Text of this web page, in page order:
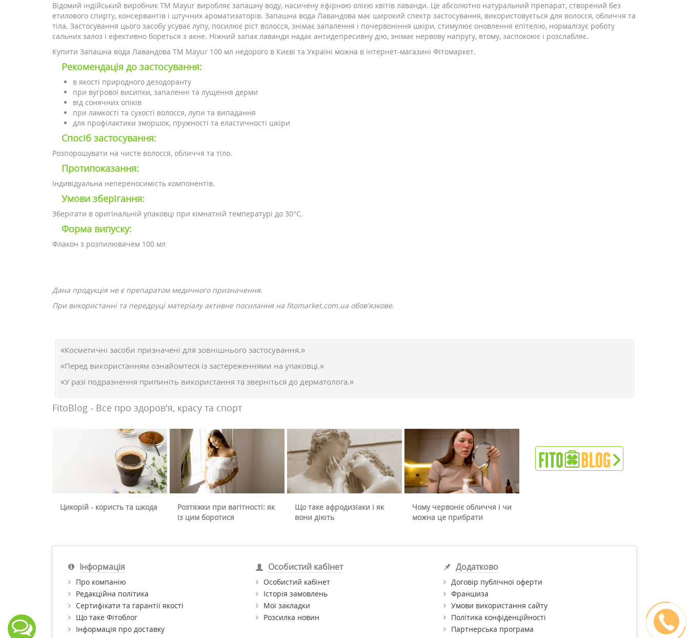
Відомий індійський виробник TM Mayur виробляє запашну воду, насичену ефірною олією квітів лаванди. Це абсолютно натуральний препарат, створений без
етилового спирту, консервантів і штучних ароматизаторів. Запашна вода Лавандова має широкий спектр застосування, використовується для волосся, обличчя та
тіла. Застосування цього засобу усуває лупу, посилює ріст волосся, знімає запалення і почервоніння шкіри, стимулює оновлення епітелію, нормалізує роботу
сальних залоз і ефективно бореться з акне. Ніжний запах лаванди надає антидепресивну дію, знімає нервову напругу, втому, заспокоює і розслабляє.
Купити Запашна вода Лавандова ТМ Mayur 100 мл недорого в Києві та Україні можна в інтернет-магазині Фітомаркет.
Рекомендація до застосування:
в якості природного дезодоранту
при вугрової висипки, запаленні та лущення дерми
від сонячних опіків
при ламкості та сухості волосся, лупи та випадання
для профілактики зморшок, пружності та еластичності шкіри
Спосіб застосування:
Розпорошувати на чисте волосся, обличчя та тіло.
Протипоказання:
Індивідуальна непереносимість компонентів.
Умови зберігання:
Зберігати в оригінальній упаковці при кімнатній температурі до 30°C.
Форма випуску:
Флакон з розпилювачем 100 мл
Дана продукція не є препаратом медичного призначення.
При використанні та передруці матеріалу активне посилання на fitomarket.com.ua обов'язкове.
«Косметичні засоби призначені для зовнішнього застосування.»
«Перед використанням ознайомтеся із застереженнями на упаковці.»
«У разі подразнення припиніть використання та зверніться до дерматолога.»
FitoBlog - Все про здоров'я, красу та спорт
Цикорій - користь та шкода
Розтяжки при вагітності: як
із цим боротися
Що таке афродизіаки і як
вони діють
Чому червоніє обличчя і чи
можна це прибрати
Інформація
Про компанію
Редакційна політика
Сертифікати та гарантії якості
Що таке Фітоблог
Інформація про доставку
Особистий кабінет
Особистий кабінет
Історія замовлень
Мої закладки
Розсилка новин
Додатково
Договір публічної оферти
Франшиза
Умови використання сайту
Політика конфіденційності
Партнерська програма